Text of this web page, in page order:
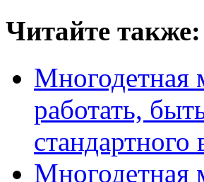
Читайте также:
Многодетная
работать,
Многодетная